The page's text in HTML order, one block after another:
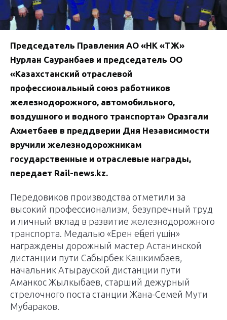
Председатель Правления АО «НК «ҚТЖ»
Нурлан Сауранбаев и председатель ОО
«Казахстанский отраслевой
профессиональный союз работников
железнодорожного, автомобильного,
воздушного и водного транспорта» Оразгали
Ахметбаев в преддверии Дня Независимости
вручили железнодорожникам
государственные и отраслевые награды,
передает Rail-news.kz.
Передовиков производства отметили за
высокий профессионализм, безупречный труд
и личный вклад в развитие железнодорожного
транспорта. Медалью «Ерен еңбегі үшін»
награждены дорожный мастер Астанинской
дистанции пути Сабырбек Кашкимбаев,
начальник Атырауской дистанции пути
Аманкос Жылкыбаев, старший дежурный
стрелочного поста станции Жана-Семей Мути
Мубараков.